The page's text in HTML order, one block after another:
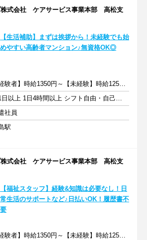
株式会社 ケアサービス事業本部 高松支
【生活補助】まずは挨拶から！未経験でも始
めやすい高齢者マンション♪無資格OK◎
【経験者】時給1350円～【未経験】時給1250円～ ※交通費全額
週1日以上 1日4時間以上 シフト自由・自己申告
社員
駅
株式会社 ケアサービス事業本部 高松支
【福祉スタッフ】経験&知識は必要なし！日
常生活のサポートなど♪日払いOK！履歴書不
要
【経験者】時給1350円～【未経験】時給1250円～ ※交通費全額